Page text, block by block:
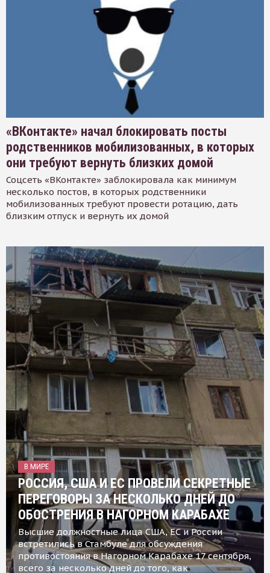
«ВКонтакте» начал блокировать посты
родственников мобилизованных, в которых
они требуют вернуть близких домой
Соцсеть «ВКонтакте» заблокировала как минимум
несколько постов, в которых родственники
мобилизованных требуют провести ротацию, дать
близким отпуск и вернуть их домой
В МИРЕ
РОССИЯ, США И ЕС ПРОВЕЛИ СЕКРЕТНЫЕ
ПЕРЕГОВОРЫ ЗА НЕСКОЛЬКО ДНЕЙ ДО
ОБОСТРЕНИЯ В НАГОРНОМ КАРАБАХЕ
Высшие должностные лица США, ЕС и России
встретились в Стамбуле для обсуждения
противостояния в Нагорном Карабахе 17 сентября,
всего за несколько дней до того, как